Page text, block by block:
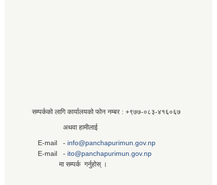
सम्पर्कको लागि कार्यालयको फोन नम्बर : +९७७-०८३‍-४१६०६७
अथवा हामीलाई
E-mail - info@panchapurimun.gov.np
E-mail - ito@panchapurimun.gov.np
मा सम्पर्क गर्नुहोस् ।